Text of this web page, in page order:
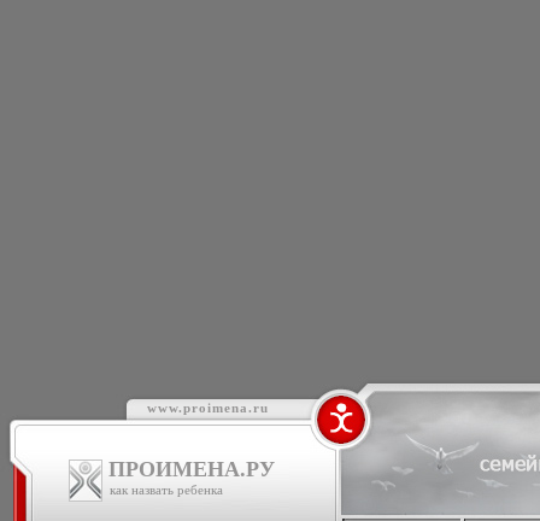
www.proimena.ru
ПРОИМЕНА.РУ
как назвать ребенка